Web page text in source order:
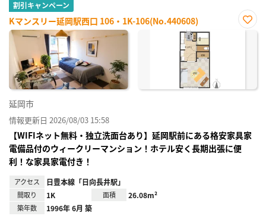
割引キャンペーン
Kマンスリー延岡駅西口 106・1K-106(No.440608)
お気
延岡市
情報更新日 2026/08/03 15:58
【WIFIネット無料・独立洗面台あり】延岡駅前にある格安家具家
電備品付のウィークリーマンション！ホテル安く長期出張に便
利！な家具家電付き！
アクセス 日豊本線「日向長井駅」
間取り 1K 面積 26.08m²
築年数 1996年 6月 築